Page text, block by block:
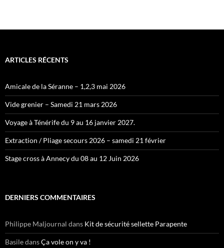
ARTICLES RÉCENTS
Amicale de la Séranne – 1,2,3 mai 2026
Vide grenier – Samedi 21 mars 2026
Voyage à Ténérife du 9 au 16 janvier 2027.
Extraction / Pliage secours 2026 – samedi 21 février
Stage cross à Annecy du 08 au 12 Juin 2026
DERNIERS COMMENTAIRES
Philippe Maljournal dans Kit de sécurité sellette Parapente
BasiledansÇa vole on y va !